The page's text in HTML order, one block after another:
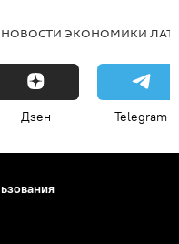
НОВОСТИ ЭКОНОМИКИ
Дзен Telegram